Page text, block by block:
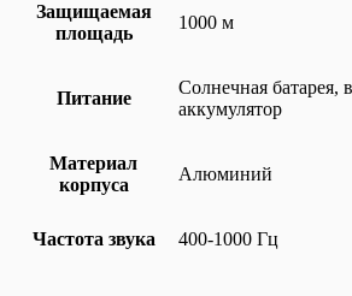
Защищаемая
площадь
1000 м
Питание
Солнечная батарея,
аккумулятор
Материал
корпуса
Алюминий
Частота звука 400-1000 Гц